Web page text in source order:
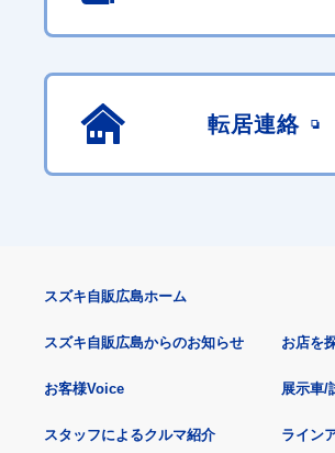
転居連絡
スズキ自販広島ホーム
スズキ自販広島からのお知らせ
お客様Voice
スタッフによるクルマ紹介
お店を
展示車/
ライン